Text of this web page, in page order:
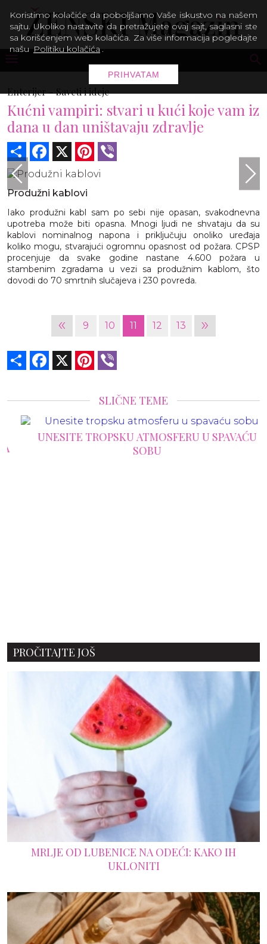
Enterijer -Saveti i ideje
Kućni vampiri: stvari u kući koje vam iz
dana u dan uništavaju zdravlje
Share Facebook Pinterest
Produžni kablovi
Iako produžni kabl sam po sebi nije opasan, svakodnevna
upotreba može biti opasna. Mnogi ljudi ne shvataju da su
kablovi nominalnog napona i priključuju onoliko uređaja
koliko mogu, stvarajući ogromnu opasnost od požara. CPSP
procenjuje da svake godine nastane 4.600 požara u
stambenim zgradama u vezi sa produžnim kablom, što
dovodi do 70 smrtnih slučajeva i 230 povreda.
« 9 10 11 12 13 »
Share Facebook Pinterest
SLIČNE TEME
UNESITE TROPSKU ATMOSFERU U SPAVAĆU
SOBU
PROČITAJTE JOŠ
MRLJE OD LUBENICE NA ODEĆI: KAKO IH
UKLONITI
Koristimo kolačiće da poboljšamo Vaše iskustvo na našem
sajtu. Ukoliko nastavite da pretražujete ovaj sajt, saglasni ste
sa korišćenjem web kolačića. Za više informacija pogledajte
našu Politiku kolačića .
PRIHVATAM